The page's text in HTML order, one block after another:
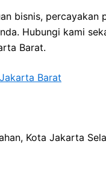
bisnis, percayakan
Hubungi kami
Barat.
Barat
Kota Jakarta